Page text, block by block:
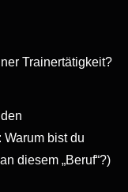
Trainertätigkeit?
Warum bist du
diesem „Beruf“?)